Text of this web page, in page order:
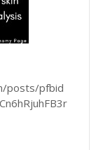
posts/pfbid